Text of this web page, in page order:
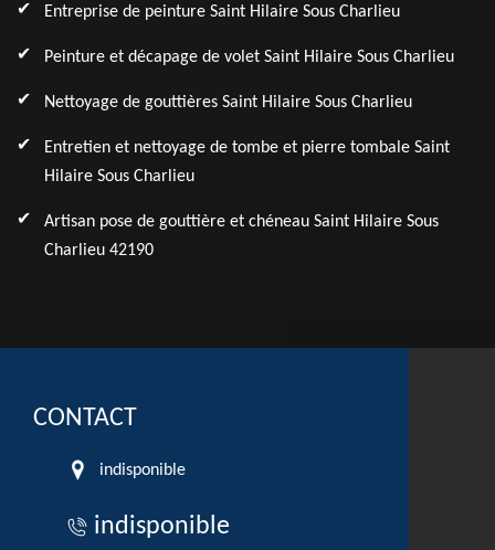
Entreprise de peinture Saint Hilaire Sous Charlieu
Peinture et décapage de volet Saint Hilaire Sous Charlieu
Nettoyage de gouttières Saint Hilaire Sous Charlieu
Entretien et nettoyage de tombe et pierre tombale Saint
Hilaire Sous Charlieu
Artisan pose de gouttière et chéneau Saint Hilaire Sous
Charlieu 42190
CONTACT
indisponible
indisponible